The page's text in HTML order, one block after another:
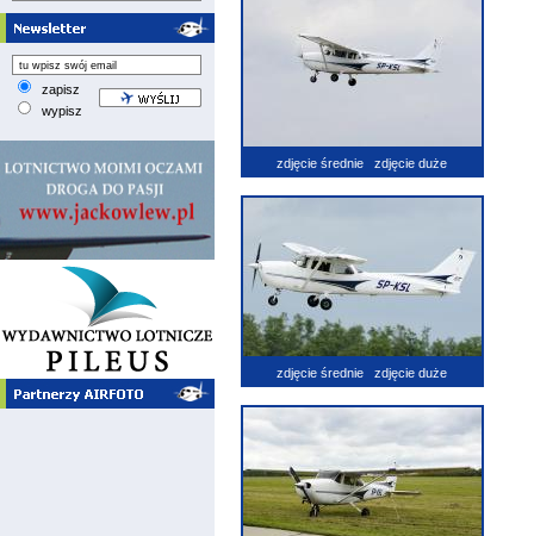
zapisz
wypisz
zdjęcie średnie zdjęcie duże
zdjęcie średnie zdjęcie duże